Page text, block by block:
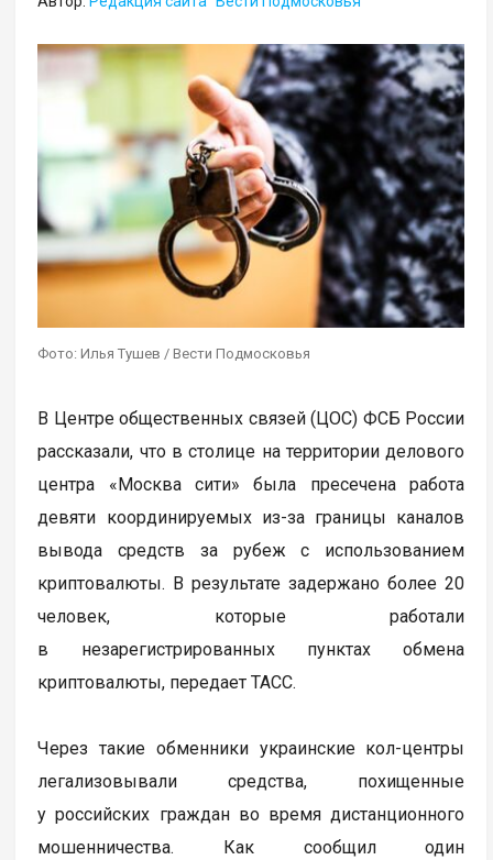
Фото: Илья Тушев / Вести Подмосковья
В Центре общественных связей (ЦОС) ФСБ России
рассказали, что в столице на территории делового
центра «Москва сити» была пресечена работа
девяти координируемых из-за границы каналов
вывода средств за рубеж с использованием
криптовалюты. В результате задержано более 20
человек, которые работали
в незарегистрированных пунктах обмена
криптовалюты, передает ТАСС.
Через такие обменники украинские кол-центры
легализовывали средства, похищенные
у российских граждан во время дистанционного
мошенничества. Как сообщил один